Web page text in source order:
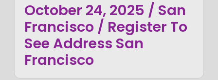
October 24, 2025 / San
Francisco / Register To
See Address San
Francisco